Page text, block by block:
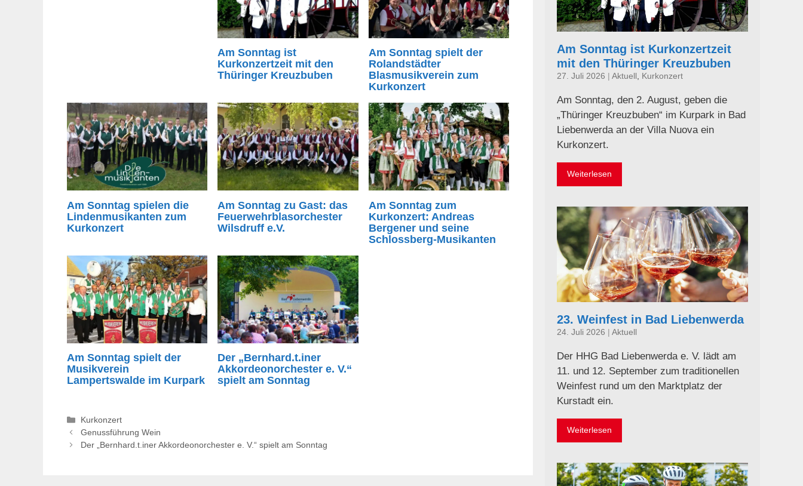
Am Sonntag ist
Kurkonzertzeit mit den
Thüringer Kreuzbuben
Am Sonntag spielt der
Rolandstädter
Blasmusikverein zum
Kurkonzert
Am Sonntag spielen die
Lindenmusikanten zum
Kurkonzert
Am Sonntag zu Gast: das
Feuerwehrblasorchester
Wilsdruff e.V.
Am Sonntag zum
Kurkonzert: Andreas
Bergener und seine
Schlossberg-Musikanten
Am Sonntag spielt der
Musikverein
Lampertswalde im Kurpark
Der „Bernhard.t.iner
Akkordeonorchester e. V.“
spielt am Sonntag
Kategorien
Kurkonzert
Genussführung Wein
Der „Bernhard.t.iner Akkordeonorchester e. V.“ spielt am Sonntag
Am Sonntag ist Kurkonzertzeit
mit den Thüringer Kreuzbuben
27. Juli 2026 Aktuell Kurkonzert
Am Sonntag, den 2. August, geben die
„Thüringer Kreuzbuben“ im Kurpark in Bad
Liebenwerda an der Villa Nuova ein
Kurkonzert.
Weiterlesen
23. Weinfest in Bad Liebenwerda
24. Juli 2026 Aktuell
Der HHG Bad Liebenwerda e. V. lädt am
11. und 12. September zum traditionellen
Weinfest rund um den Marktplatz der
Kurstadt ein.
Weiterlesen